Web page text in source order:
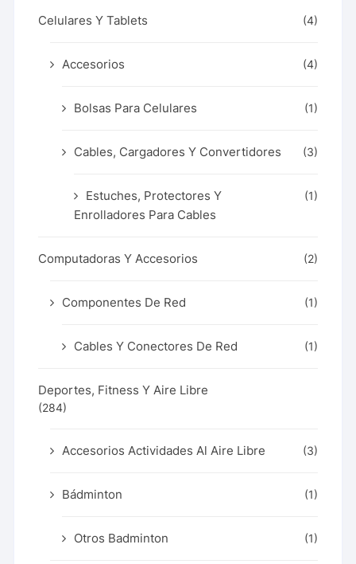
Celulares Y Tablets (4)
Accesorios (4)
Bolsas Para Celulares (1)
Cables, Cargadores Y Convertidores (3)
Estuches, Protectores Y
Enrolladores Para Cables
(1)
Computadoras Y Accesorios (2)
Componentes De Red (1)
Cables Y Conectores De Red (1)
Deportes, Fitness Y Aire Libre
(284)
Accesorios Actividades Al Aire Libre (3)
Bádminton (1)
Otros Badminton (1)